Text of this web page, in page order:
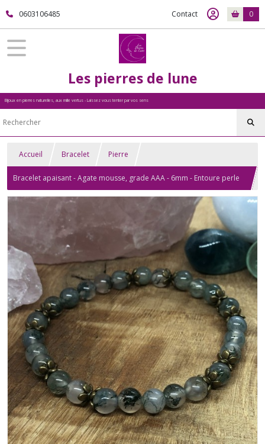
0603106485 Contact 0
Les pierres de lune
Bijoux en pierres naturelles, aux mille vertus - Laissez vous tenter par vos sens
Accueil Bracelet Pierre
Bracelet apaisant - Agate mousse, grade AAA - 6mm - Entoure perle
bronze